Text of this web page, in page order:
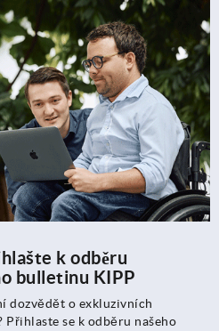
k odběru
bulletinu KIPP
dozvědět o exkluzivních
Přihlaste se k odběru našeho